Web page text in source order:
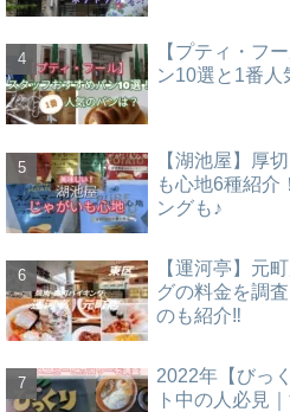
【プティ・フ
ン10選と1番人
【湖池屋】厚
も心地6種紹介
ングも♪
【運河亭】元
グの料金を調
のも紹介‼
2022年【びっ
ト中の人必見